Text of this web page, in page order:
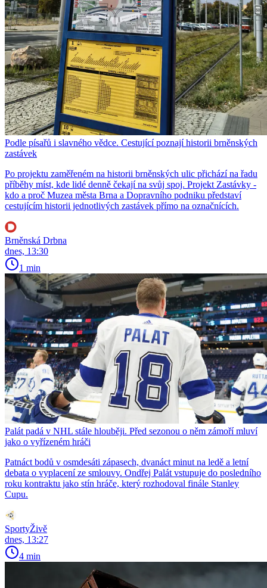
Podle písařů i slavného vědce. Cestující poznají historii brněnských
zastávek
Po projektu zaměřeném na historii brněnských ulic přichází na řadu
příběhy míst, kde lidé denně čekají na svůj spoj. Projekt Zastávky -
kdo a proč Muzea města Brna a Dopravního podniku představí
cestujícím historii jednotlivých zastávek přímo na označnících.
Brněnská Drbna
dnes, 13:30
1 min
Palát padá v NHL stále hlouběji. Před sezonou o něm zámoří mluví
jako o vyřízeném hráči
Patnáct bodů v osmdesáti zápasech, dvanáct minut na ledě a letní
debata o vyplacení ze smlouvy. Ondřej Palát vstupuje do posledního
roku kontraktu jako stín hráče, který rozhodoval finále Stanley
Cupu.
SportyŽivě
dnes, 13:27
4 min